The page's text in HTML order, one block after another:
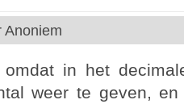
Anoniem
in het
weer te geven,